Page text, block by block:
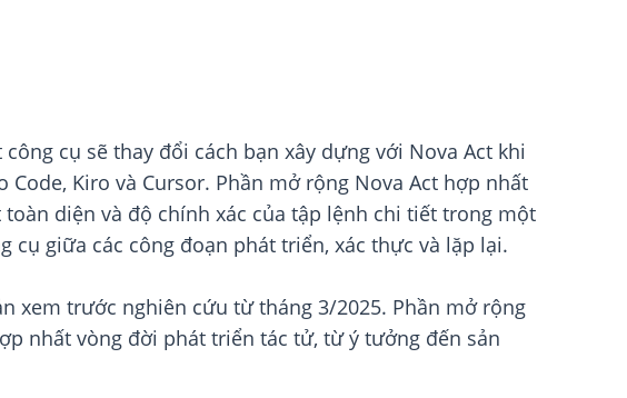
cụ sẽ thay đổi cách bạn xây dựng với Nova Act khi
Kiro và Cursor. Phần mở rộng Nova Act hợp nhất
diện và độ chính xác của tập lệnh chi tiết trong một
giữa các công đoạn phát triển, xác thực và lặp lại.
xem trước nghiên cứu từ tháng 3/2025. Phần mở rộng
nhất vòng đời phát triển tác tử, từ ý tưởng đến sản